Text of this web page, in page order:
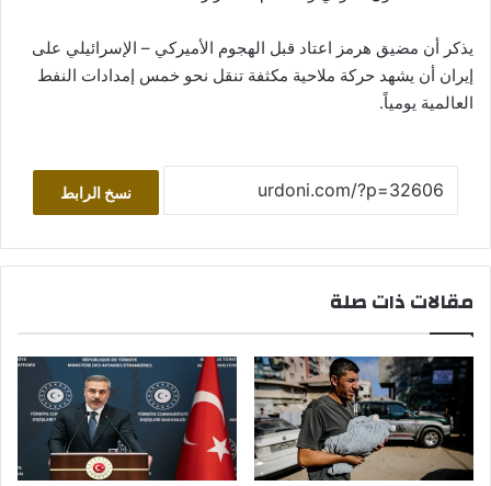
يذكر أن مضيق هرمز اعتاد قبل الهجوم الأميركي – الإسرائيلي على
إيران أن يشهد حركة ملاحية مكثفة تنقل نحو خمس إمدادات النفط
العالمية يومياً.
نسخ الرابط
مقالات ذات صلة